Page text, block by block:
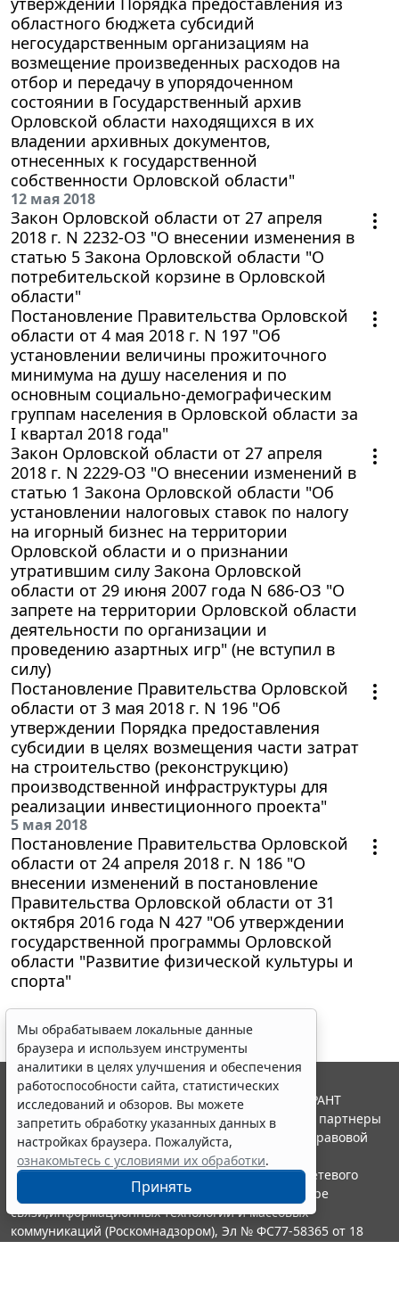
областного бюджета субсидий
негосударственным организациям на
возмещение произведенных расходов на
отбор и передачу в упорядоченном
состоянии в Государственный архив
Орловской области находящихся в их
владении архивных документов,
отнесенных к государственной
собственности Орловской области"
12 мая 2018
Закон Орловской области от 27 апреля
2018 г. N 2232-ОЗ "О внесении изменения в
статью 5 Закона Орловской области "О
потребительской корзине в Орловской
области"
Постановление Правительства Орловской
области от 4 мая 2018 г. N 197 "Об
установлении величины прожиточного
минимума на душу населения и по
основным социально-демографическим
группам населения в Орловской области за
I квартал 2018 года"
Закон Орловской области от 27 апреля
2018 г. N 2229-ОЗ "О внесении изменений в
статью 1 Закона Орловской области "Об
установлении налоговых ставок по налогу
на игорный бизнес на территории
Орловской области и о признании
утратившим силу Закона Орловской
области от 29 июня 2007 года N 686-ОЗ "О
запрете на территории Орловской области
деятельности по организации и
проведению азартных игр" (не вступил в
силу)
Постановление Правительства Орловской
области от 3 мая 2018 г. N 196 "Об
утверждении Порядка предоставления
субсидии в целях возмещения части затрат
на строительство (реконструкцию)
производственной инфраструктуры для
реализации инвестиционного проекта"
5 мая 2018
Постановление Правительства Орловской
области от 24 апреля 2018 г. N 186 "О
внесении изменений в постановление
Правительства Орловской области от 31
октября 2016 года N 427 "Об утверждении
государственной программы Орловской
области "Развитие физической культуры и
спорта"
Мы обрабатываем локальные данные
браузера и используем инструменты
аналитики в целях улучшения и обеспечения
работоспособности сайта, статистических
исследований и обзоров. Вы можете
запретить обработку указанных данных в
настройках браузера. Пожалуйста,
ознакомьтесь с условиями их обработки.
Принять
© ООО "НПП "ГАРАНТ-СЕРВИС", 2026. Система ГАРАНТ
выпускается с 1990 года. Компания "Гарант" и ее партнеры
являются участниками Российской ассоциации правовой
информации ГАРАНТ.
Портал ГАРАНТ.РУ зарегистрирован в качестве сетевого
издания Федеральной службой по надзору в сфере
связи,информационных технологий и массовых
коммуникаций (Роскомнадзором), Эл № ФС77-58365 от 18